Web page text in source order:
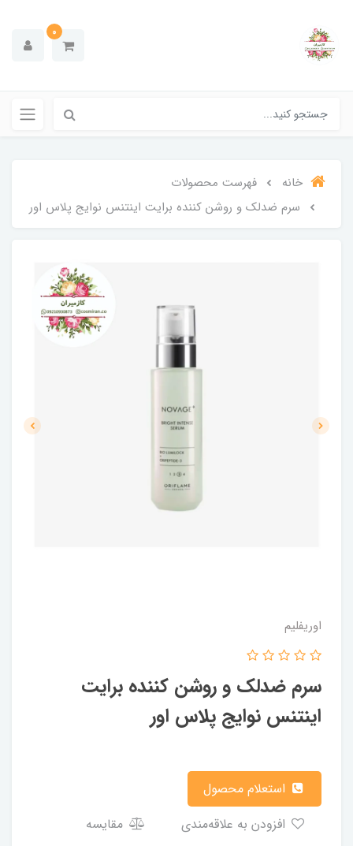
0
خانه
فهرست محصولات
سرم ضدلک و روشن کننده برایت اینتنس نوایج پلاس اور
اوریفلیم
سرم ضدلک و روشن کننده برایت
اینتنس نوایج پلاس اور
مقایسه